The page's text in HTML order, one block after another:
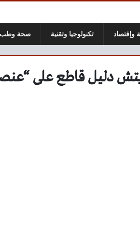
وإقتصاد تكنولوجيا وتقنية صحة وطب
دليل قاطع على